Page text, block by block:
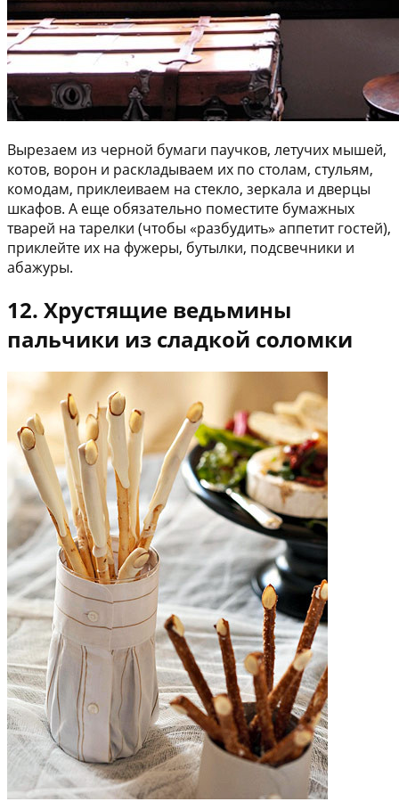
Вырезаем из черной бумаги паучков, летучих мышей,
котов, ворон и раскладываем их по столам, стульям,
комодам, приклеиваем на стекло, зеркала и дверцы
шкафов. А еще обязательно поместите бумажных
тварей на тарелки (чтобы «разбудить» аппетит гостей),
приклейте их на фужеры, бутылки, подсвечники и
абажуры.
12. Хрустящие ведьмины
пальчики из сладкой соломки